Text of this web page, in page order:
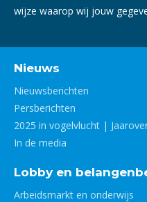
wijze waarop wij jouw
Nieuws
Nieuwsberichten
Persberichten
2025 in vogelvlucht |
In de media
Lobby en
Arbeidsmarkt en onderwijs